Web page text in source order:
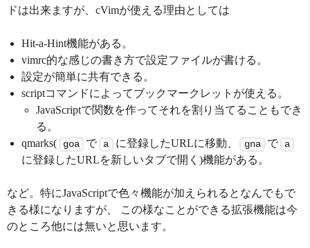
ドは出来ますが、cVimが使える理由としては
Hit-a-Hint機能がある。
vimrc的な感じの書き方で設定ファイルが書ける。
設定が簡単に共有できる。
scriptコマンドによってブックマークレットが使える。
JavaScriptで関数を作ってそれを割り当てることもでき
る。
qmarks(
goa で a に登録したURLに移動、 gna で a
に登録したURLを新しいタブで開く)機能がある。
など。特にJavaScriptで色々機能が加えられるとなんでもで
きる様になりますが、 この様なことができる拡張機能は今
のところ他には無いと思います。